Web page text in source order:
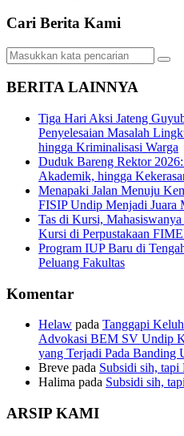
Cari Berita Kami
BERITA LAINNYA
Tiga Hari Aksi Jateng
Penyelesaian Masalah
hingga Kriminalisasi Warga
Duduk Bareng Rektor
Akademik, hingga
Menapaki Jalan Menuju
FISIP Undip Menjadi Juara
Tas di Kursi,
Kursi di Perpustakaan
Program IUP Baru di
Peluang Fakultas
Komentar
Helaw pada Tanggapi
Advokasi BEM SV Undip
yang Terjadi Pada Banding
Breve pada Subsidi sih,
Halima pada Subsidi sih,
ARSIP KAMI